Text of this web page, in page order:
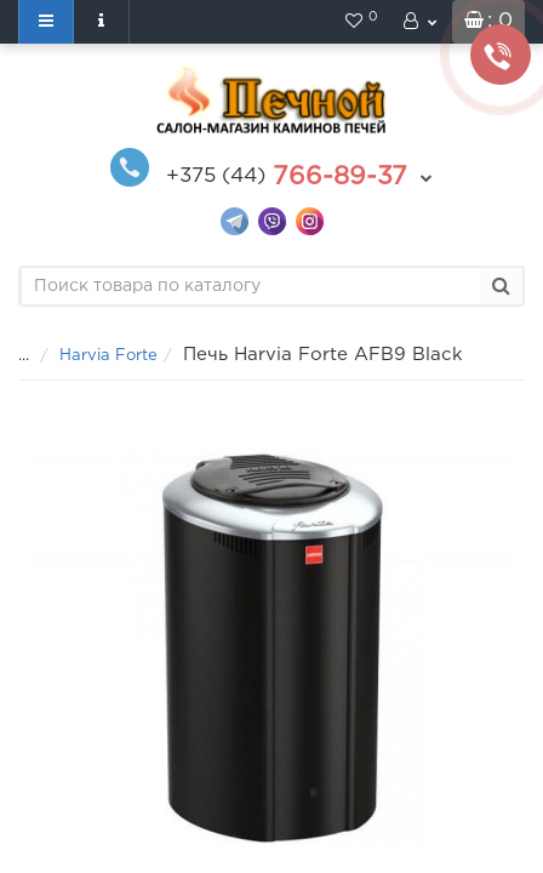
: 0
0
+375 (44) 766-89-37
... Harvia Forte Печь Harvia Forte AFB9 Black